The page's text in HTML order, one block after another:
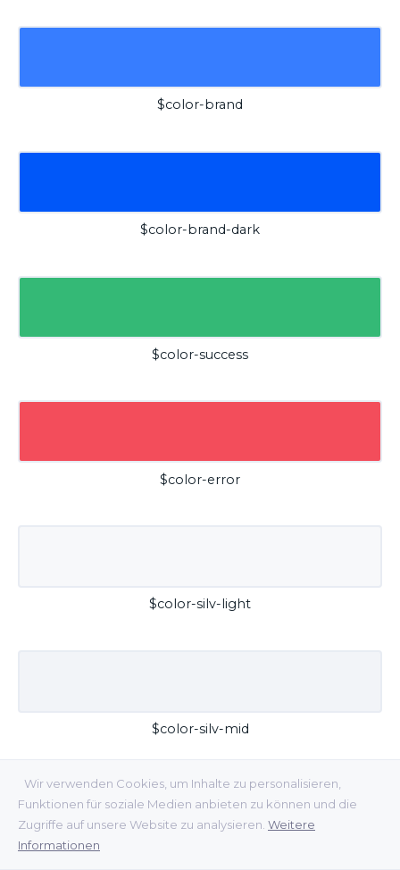
Wir verwenden Cookies, um Inhalte zu personalisieren,
Funktionen für soziale Medien anbieten zu können und die
Zugriffe auf unsere Website zu analysieren. Weitere
Informationen
$color-brand
$color-brand-dark
$color-success
$color-error
$color-silv-light
$color-silv-mid